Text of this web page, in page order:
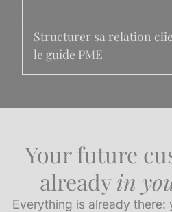
Structurer sa relation
le guide PME
Your future
alreadyin
Everything is already there: